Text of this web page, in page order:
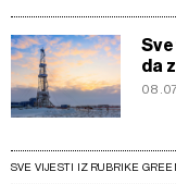
da
SVE VIJESTI IZ RUBRIKE